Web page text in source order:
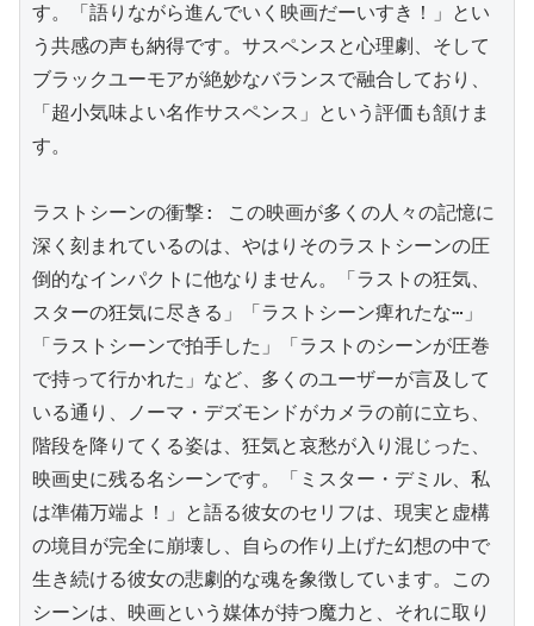
す。「語りながら進んでいく映画だーいすき！」とい
う共感の声も納得です。サスペンスと心理劇、そして
ブラックユーモアが絶妙なバランスで融合しており、
「超小気味よい名作サスペンス」という評価も頷けま
す。
ラストシーンの衝撃: この映画が多くの人々の記憶に
深く刻まれているのは、やはりそのラストシーンの圧
倒的なインパクトに他なりません。「ラストの狂気、
スターの狂気に尽きる」「ラストシーン痺れたな⋯」
「ラストシーンで拍手した」「ラストのシーンが圧巻
で持って行かれた」など、多くのユーザーが言及して
いる通り、ノーマ・デズモンドがカメラの前に立ち、
階段を降りてくる姿は、狂気と哀愁が入り混じった、
映画史に残る名シーンです。「ミスター・デミル、私
は準備万端よ！」と語る彼女のセリフは、現実と虚構
の境目が完全に崩壊し、自らの作り上げた幻想の中で
生き続ける彼女の悲劇的な魂を象徴しています。この
シーンは、映画という媒体が持つ魔力と、それに取り